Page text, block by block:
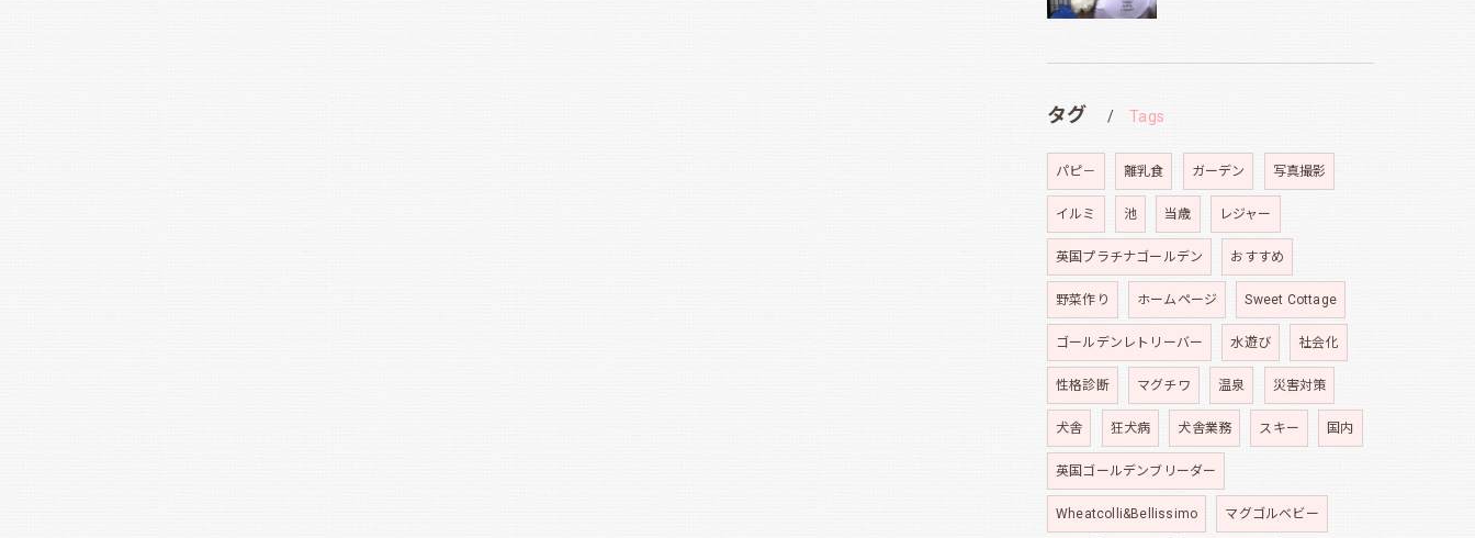
タグ Tags
パピ－ 離乳食 ガーデン 写真撮影
イルミ 池 当歳 レジャー
英国プラチナゴールデン おすすめ
野菜作り ホームページ Sweet Cottage
ゴールデンレトリーバー 水遊び 社会化
性格診断 マグチワ 温泉 災害対策
犬舎 狂犬病 犬舎業務 スキー 国内
英国ゴールデンブリーダー
Wheatcolli&Bellissimo マグゴルベビー